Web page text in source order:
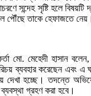
সন্দেহ সৃষ্টি হলে
পৌঁছে তাকে হেফাজতে নেয়।
মো. মেহেদী হাসান
ব্যবহার করেছেন এবং
দেখা হচ্ছে। তদন্তে
গ্রহণ করা হবে।